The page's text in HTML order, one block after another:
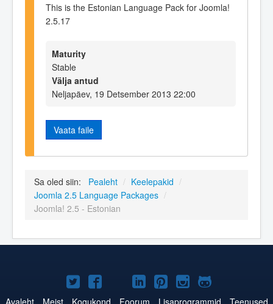
This is the Estonian Language Pack for Joomla!
2.5.17
Maturity
Stable
Välja antud
Neljapäev, 19 Detsember 2013 22:00
Vaata faile
Sa oled siin: Pealeht / Keelepakid /
Joomla 2.5 Language Packages /
Joomla! 2.5 - Estonian
Joomla!Joomla!Joomla!
Joomla!Joomla!
Joomla!Joomla!